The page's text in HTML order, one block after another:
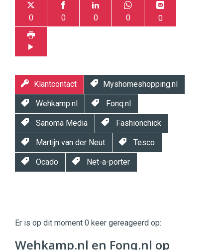
0 0 0 0 0
Klantcontact Myshomeshopping.nl
Wehkamp.nl Fonq.nl
Sanoma Media Fashionchick
Martijn van der Neut Tesco
Ocado Net-a-porter
|
Digital
Commercehttps://twinklemagazine.nl
Er is op dit moment 0 keer gereageerd op:
Wehkamp.nl en Fonq.nl op